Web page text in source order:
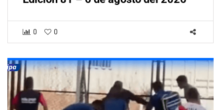
0 0